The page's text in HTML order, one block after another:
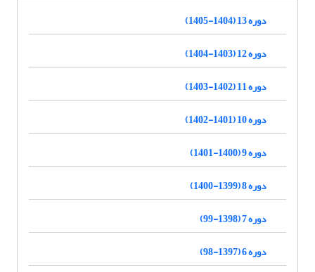
دوره 13 (1404-1405)
دوره 12 (1403-1404)
دوره 11 (1402-1403)
دوره 10 (1401-1402)
دوره 9 (1400-1401)
دوره 8 (1399-1400)
دوره 7 (1398-99)
دوره 6 (1397-98)